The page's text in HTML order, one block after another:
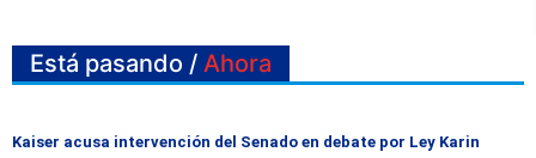
Está pasando / Ahora
Kaiser acusa intervención del Senado en debate por Ley Karin